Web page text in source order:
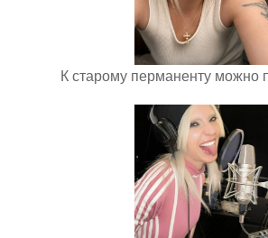
К старому перманенту можно